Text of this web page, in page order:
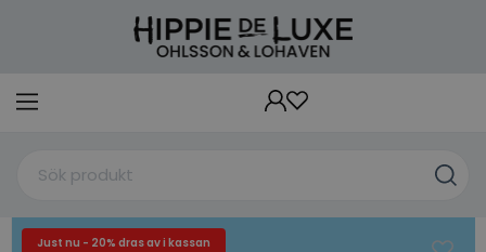
Just nu - 20% dras av i kassan